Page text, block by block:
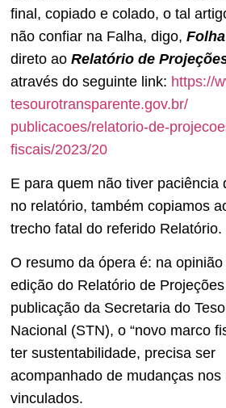
final, copiado e colado, o tal
não confiar na Falha, digo, Folha
direto ao Relatório de
através do seguinte link: https://
tesourotransparente.gov.br/
publicacoes/relatorio-de-
fiscais/2023/20
E para quem não tiver paciência
no relatório, também copiamos
trecho fatal do referido Relatório.
O resumo da ópera é: na
edição do Relatório de
publicação da Secretaria do
Nacional (STN), o “novo marco
ter sustentabilidade, precisa ser
acompanhado de mudanças nos
vinculados.